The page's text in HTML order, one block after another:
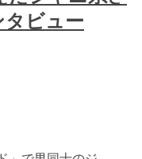
タビュー